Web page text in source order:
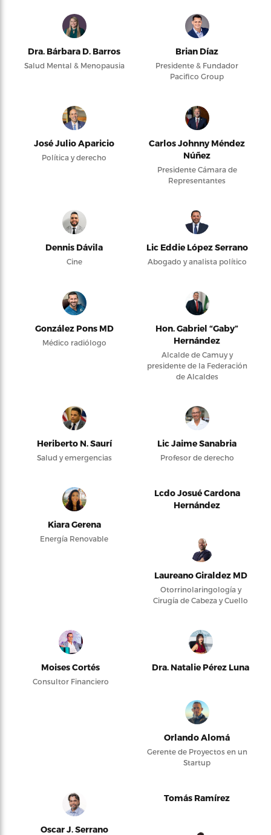
Dra. Bárbara D. Barros
Salud Mental & Menopausia
Brian Díaz
Presidente & Fundador
Pacifico Group
José Julio Aparicio
Política y derecho
Carlos Johnny Méndez
Núñez
Presidente Cámara de
Representantes
Dennis Dávila
Cine
Lic Eddie López Serrano
Abogado y analista político
González Pons MD
Médico radiólogo
Hon. Gabriel “Gaby”
Hernández
Alcalde de Camuy y
presidente de la Federación
de Alcaldes
Heriberto N. Saurí
Salud y emergencias
Lic Jaime Sanabria
Profesor de derecho
Kiara Gerena
Energía Renovable
Lcdo Josué Cardona
Hernández
Laureano Giraldez MD
Otorrinolaringología y
Cirugía de Cabeza y Cuello
Moises Cortés
Consultor Financiero
Dra. Natalie Pérez Luna
Orlando Alomá
Gerente de Proyectos en un
Startup
Oscar J. Serrano
Tomás Ramírez